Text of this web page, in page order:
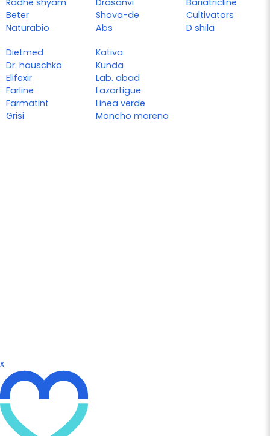
Beter
Naturabio
Shova-de
Abs
Cultivators
D shila
Dietmed
Dr. hauschka
Elifexir
Farline
Farmatint
Grisi
Kativa
Kunda
Lab. abad
Lazartigue
Linea verde
Moncho moreno
x